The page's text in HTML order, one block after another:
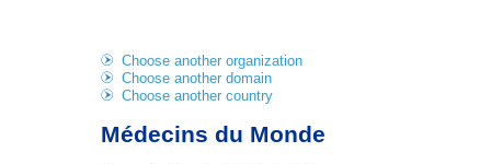
Choose another organization
Choose another domain
Choose another country
Médecins du Monde